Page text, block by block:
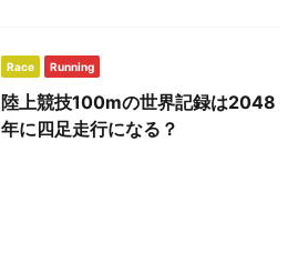
Race Running
陸上競技100mの世界記録は2048
年に四足走行になる？